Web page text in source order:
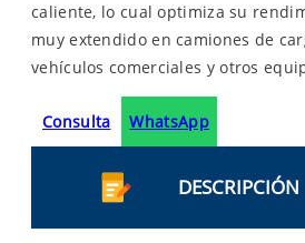
caliente, lo cual optimiza su
muy extendido en camiones de
vehículos comerciales y otros
Consulta WhatsApp
DESCRIPCIÓN